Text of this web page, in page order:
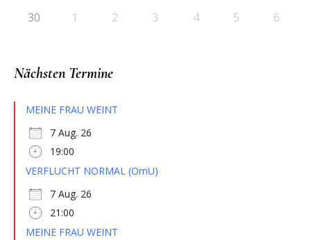
30 1 2 3 4 5 6
Nächsten Termine
MEINE FRAU WEINT
7 Aug. 26
19:00
VERFLUCHT NORMAL (OmU)
7 Aug. 26
21:00
MEINE FRAU WEINT